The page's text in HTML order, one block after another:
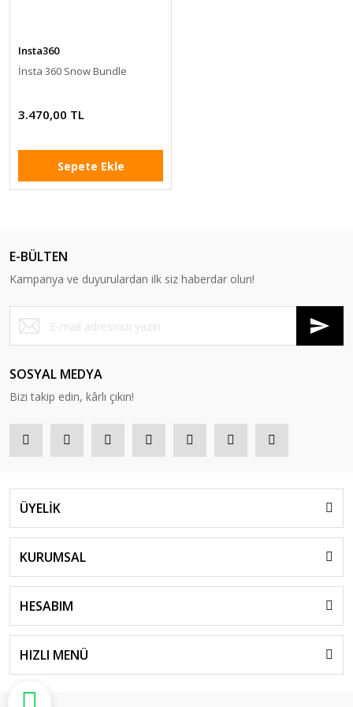
Insta360
İnsta 360 Snow Bundle
3.470,00 TL
Sepete Ekle
E-BÜLTEN
Kampanya ve duyurulardan ilk siz haberdar olun!
SOSYAL MEDYA
Bizi takip edin, kârlı çıkın!
ÜYELİK
KURUMSAL
HESABIM
HIZLI MENÜ